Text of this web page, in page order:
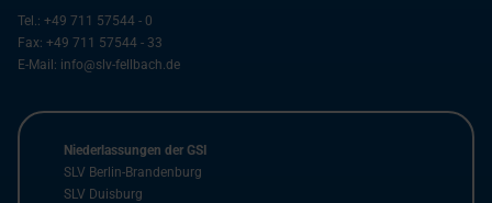
Tel.: +49 711 57544 - 0
Fax: +49 711 57544 - 33
E-Mail: info@slv-fellbach.de
Niederlassungen der GSI
SLV Berlin-Brandenburg
SLV Duisburg